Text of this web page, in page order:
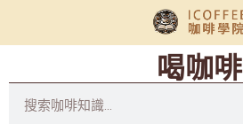
喝咖啡